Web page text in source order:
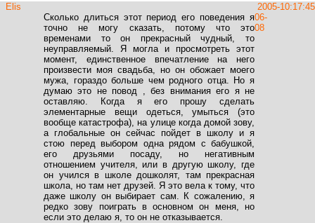
Elis
Сколько длиться этот период его поведения я
точно не могу сказать, потому что это
временами то он прекрасный чудный, то
неуправляемый. Я могла и просмотреть этот
момент, единственное впечатление на него
произвести моя свадьба, но он обожает моего
мужа, гораздо больше чем родного отца. Но я
думаю это не повод , без внимания его я не
оставляю. Когда я его прошу сделать
элементарные вещи одеться, умыться (это
вообще катастрофа), на улице когда домой зову,
а глобальные он сейчас пойдет в школу и я
стою перед выбором одна рядом с бабушкой,
его друзьями посаду, но негативным
отношением учителя, или в другую школу, где
он учился в школе дошколят, там прекрасная
школа, но там нет друзей. Я это вела к тому, что
даже школу он выбирает сам. К сожалению, я
редко зову поиграть в основном он меня, но
если это делаю я, то он не отказывается.
2005-
06-
08
10:17:45